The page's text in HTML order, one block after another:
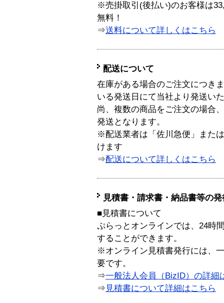
※売掛取引(後払い)のお客様は
無料！
⇒送料について詳しくはこちら
配送について
在庫がある場合のご注文につき
いる発送日にて当社より発送い
尚、複数の商品をご注文の場合
発送となります。
※配送業者は「佐川急便」また
けます
⇒配送について詳しくはこちら
見積書・請求書・納品書等の
■見積書について
ぷらっとオンラインでは、24時
することができます。
※オンライン見積書発行には、
要です。
⇒一般法人会員（BizID）の詳細
⇒ 見積書について詳細はこちら